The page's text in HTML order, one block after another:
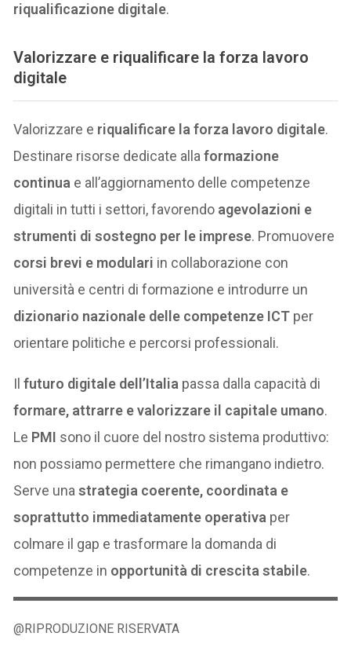
riqualificazione digitale.
Valorizzare e riqualificare la forza lavoro
digitale
Valorizzare e riqualificare la forza lavoro digitale.
Destinare risorse dedicate allaformazione
continua e all’aggiornamento delle competenze
digitali in tutti i settori, favorendo agevolazioni e
strumenti di sostegno per le imprese. Promuovere
corsi brevi e modulari in collaborazione con
università e centri di formazione e introdurre un
dizionario nazionale delle competenze ICT per
orientare politiche e percorsi professionali.
Ilfuturo digitale dell’Italia passa dalla capacità di
formare, attrarre e valorizzare il capitale umano.
Le PMI sono il cuore del nostro sistema produttivo:
non possiamo permettere che rimangano indietro.
Serve unastrategia coerente, coordinata e
soprattutto immediatamente operativa per
colmare il gap e trasformare la domanda di
competenze in opportunità di crescita stabile.
@RIPRODUZIONE RISERVATA